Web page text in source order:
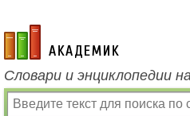
academic.ru
Словари и энциклопедии